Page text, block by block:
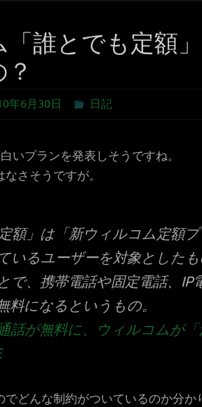
「誰とでも定額
年6月30日 日記
いプランを発表しそうですね。
さそうですが。
額」は「新ウィルコム定額プ
いるユーザーを対象とした
で、携帯電話や固定電話、
料になるというもの。
話が無料に、ウィルコムが
でどんな制約がついているのか分